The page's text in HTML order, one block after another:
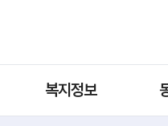
복지정보